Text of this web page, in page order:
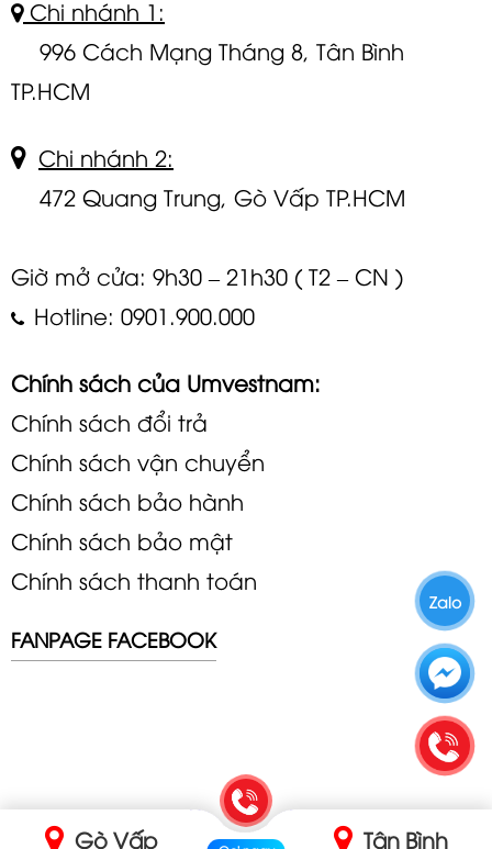
Chi nhánh 1:
996 Cách Mạng Tháng 8, Tân Bình
TP.HCM
Chi nhánh 2:
472 Quang Trung, Gò Vấp TP.HCM
Giờ mở cửa: 9h30 – 21h30 ( T2 – CN )
Hotline: 0901.900.000
Chính sách của Umvestnam:
Chính sách đổi trả
Chính sách vận chuyển
Chính sách bảo hành
Chính sách bảo mật
Chính sách thanh toán
FANPAGE FACEBOOK
Zalo
Gò Vấp Tân Bình